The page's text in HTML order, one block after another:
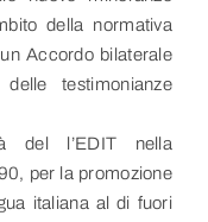
della normativa
Accordo bilaterale
testimonianze
del l’EDIT nella
per la promozione
italiana al di fuori